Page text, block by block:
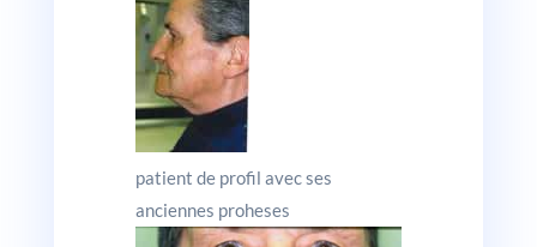
patient de profil avec ses
anciennes proheses